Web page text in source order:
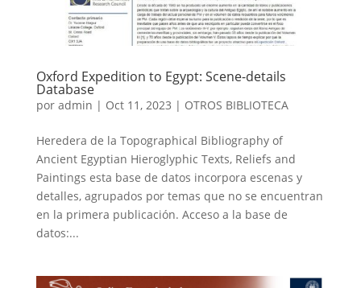
Oxford Expedition to Egypt: Scene-details
Database
por admin | Oct 11, 2023 | OTROS BIBLIOTECA
Heredera de la Topographical Bibliography of
Ancient Egyptian Hieroglyphic Texts, Reliefs and
Paintings esta base de datos incorpora escenas y
detalles, agrupados por temas que no se encuentran
en la primera publicación. Acceso a la base de
datos:...